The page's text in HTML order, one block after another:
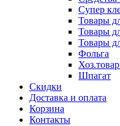
Супер
Товары
Товары
Товары
Фольга
Шпагат
Скидки
Доставка и оплата
Корзина
Контакты